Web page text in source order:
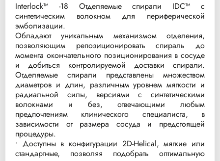
Interlock™ -18 Отделяемые спирали IDC™ с
синтетическим волокном для периферической
эмболизации.
Обладают уникальным механизмом отделения,
позволяющим репозиционировать спираль до
момента окончательного позиционирования в сосуде
и добиться контролируемой доставки спирали.
Отделяемые спирали представлены множеством
диаметров и длин, различным уровнем мягкости и
радиальной силы, версиями с синтетическими
волокнами и без, отвечающими любым
предпочтениям клинического специалиста, в
зависимости от размера сосуда и предстоящей
процедуры.
• Доступны в конфигурации 2D-Helical, мягкие или
стандартные, позволяя подобрать оптимальную